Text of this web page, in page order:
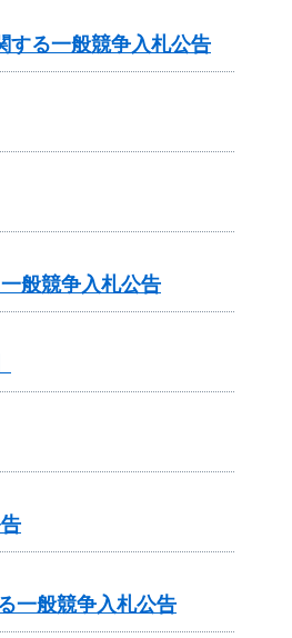
する一般競争入札公告
般競争入札公告
一般競争入札公告